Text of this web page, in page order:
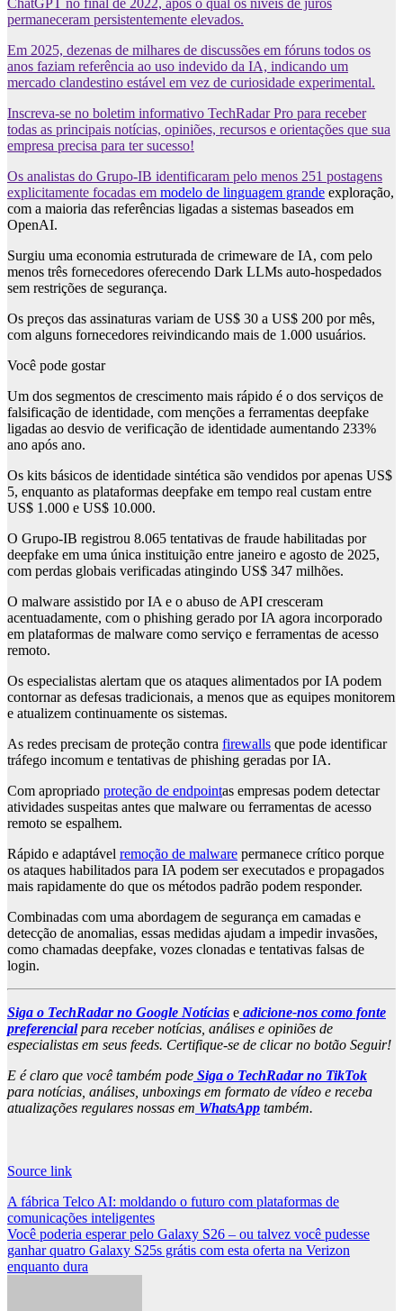
ChatGPT no final de 2022, após o qual os níveis de juros
permaneceram persistentemente elevados.
Em 2025, dezenas de milhares de discussões em fóruns todos os
anos faziam referência ao uso indevido da IA, indicando um
mercado clandestino estável em vez de curiosidade experimental.
Inscreva-se no boletim informativo TechRadar Pro para receber
todas as principais notícias, opiniões, recursos e orientações que sua
empresa precisa para ter sucesso!
Os analistas do Grupo-IB identificaram pelo menos 251 postagens
explicitamente focadas em modelo de linguagem grande exploração,
com a maioria das referências ligadas a sistemas baseados em
OpenAI.
Surgiu uma economia estruturada de crimeware de IA, com pelo
menos três fornecedores oferecendo Dark LLMs auto-hospedados
sem restrições de segurança.
Os preços das assinaturas variam de US$ 30 a US$ 200 por mês,
com alguns fornecedores reivindicando mais de 1.000 usuários.
Você pode gostar
Um dos segmentos de crescimento mais rápido é o dos serviços de
falsificação de identidade, com menções a ferramentas deepfake
ligadas ao desvio de verificação de identidade aumentando 233%
ano após ano.
Os kits básicos de identidade sintética são vendidos por apenas US$
5, enquanto as plataformas deepfake em tempo real custam entre
US$ 1.000 e US$ 10.000.
O Grupo-IB registrou 8.065 tentativas de fraude habilitadas por
deepfake em uma única instituição entre janeiro e agosto de 2025,
com perdas globais verificadas atingindo US$ 347 milhões.
O malware assistido por IA e o abuso de API cresceram
acentuadamente, com o phishing gerado por IA agora incorporado
em plataformas de malware como serviço e ferramentas de acesso
remoto.
Os especialistas alertam que os ataques alimentados por IA podem
contornar as defesas tradicionais, a menos que as equipes monitorem
e atualizem continuamente os sistemas.
As redes precisam de proteção contra firewalls que pode identificar
tráfego incomum e tentativas de phishing geradas por IA.
Com apropriado proteção de endpointas empresas podem detectar
atividades suspeitas antes que malware ou ferramentas de acesso
remoto se espalhem.
Rápido e adaptável remoção de malware permanece crítico porque
os ataques habilitados para IA podem ser executados e propagados
mais rapidamente do que os métodos padrão podem responder.
Combinadas com uma abordagem de segurança em camadas e
detecção de anomalias, essas medidas ajudam a impedir invasões,
como chamadas deepfake, vozes clonadas e tentativas falsas de
login.
Siga o TechRadar no Google Notícias e adicione-nos como fonte
preferencialpara receber notícias, análises e opiniões de
especialistas em seus feeds. Certifique-se de clicar no botão Seguir!
E é claro que você também pode Siga o TechRadar no TikTok
para notícias, análises, unboxings em formato de vídeo e receba
atualizações regulares nossas em WhatsApp também.
Source link
Post
navigation
A fábrica Telco AI: moldando o futuro com plataformas de
comunicações inteligentes
Você poderia esperar pelo Galaxy S26 – ou talvez você pudesse
ganhar quatro Galaxy S25s grátis com esta oferta na Verizon
enquanto dura